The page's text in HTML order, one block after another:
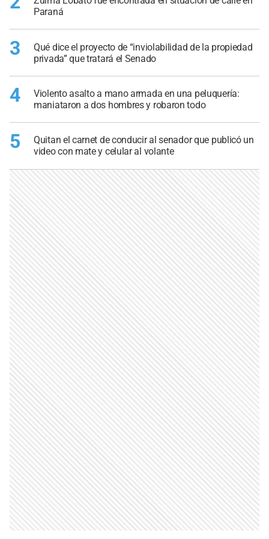
Paraná
3
Qué dice el proyecto de “inviolabilidad de la propiedad
privada” que tratará el Senado
4
Violento asalto a mano armada en una peluquería:
maniataron a dos hombres y robaron todo
5
Quitan el carnet de conducir al senador que publicó un
video con mate y celular al volante